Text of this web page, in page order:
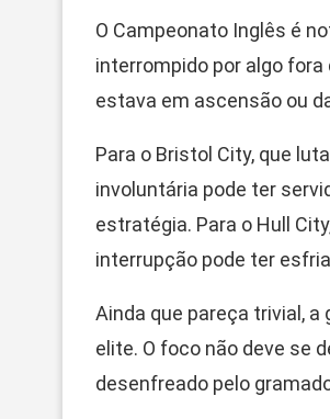
O Campeonato Inglês é
interrompido por algo
estava em ascensão ou
Para o Bristol City, que
involuntária pode ter
estratégia. Para o Hull
interrupção pode ter
Ainda que pareça trivial,
elite. O foco não deve se
desenfreado pelo